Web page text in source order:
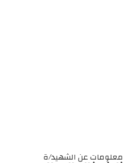
معلومات عن الشهيد/ة